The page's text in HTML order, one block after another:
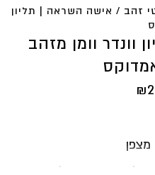
זהב / אישה השראה | תליון
וונדר וומן מזהב
₪
מצפן
שלך, שתתחברי לעצמך